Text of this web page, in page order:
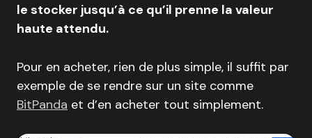
le stocker jusqu’à ce qu’il prenne la valeur
haute attendu.
Pour en acheter, rien de plus simple, il suffit par
exemple de se rendre sur un site comme
BitPanda et d’en acheter tout simplement.